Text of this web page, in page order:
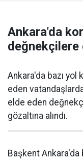
Ankara'da
değnekçilere
Ankara'da bazı yol
eden
elde eden
gözaltına alındı.
Başkent